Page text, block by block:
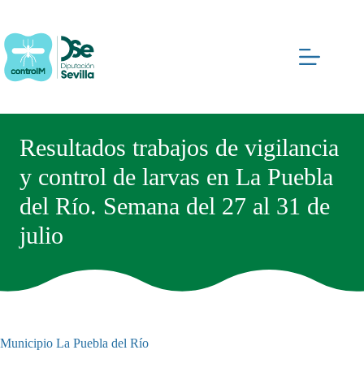
contenido
Resultados trabajos de vigilancia
y control de larvas en La Puebla
del Río. Semana del 27 al 31 de
julio
Municipio La Puebla del Río